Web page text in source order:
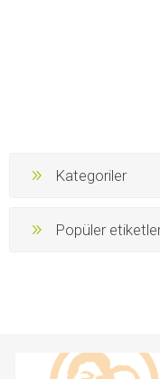
Kategoriler
Popüler